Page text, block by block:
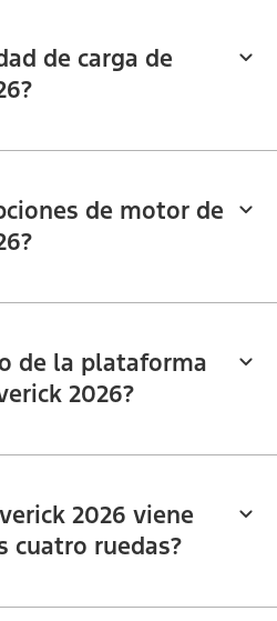
de carga de
de motor de
de la plataforma
2026?
2026 viene
cuatro ruedas?